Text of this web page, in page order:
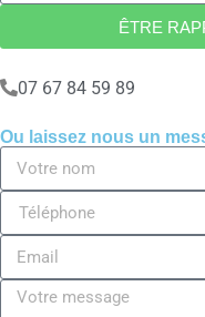
ÊTRE
07 67 84 59 89
Ou laissez nous un